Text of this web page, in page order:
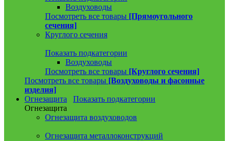
Воздуховоды
Посмотреть все товары [Прямоугольного
сечения]
Круглого сечения
Показать подкатегории
Воздуховоды
Посмотреть все товары [Круглого сечения]
Посмотреть все товары [Воздуховоды и фасонные
изделия]
Огнезащита
Показать подкатегории
Огнезащита
Огнезащита воздуховодов
Огнезащита металлоконструкций